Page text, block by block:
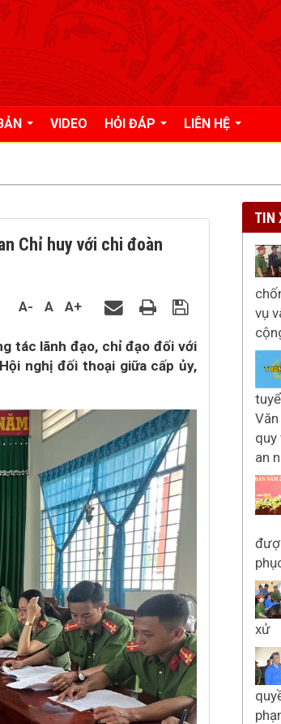
VIDEO HỎI ĐÁP LIÊN HỆ
Chỉ huy với chi đoàn
A- A A+
tác lãnh đạo, chỉ đạo đối với
nghị đối thoại giữa cấp ủy,
TIN
vụ
quy
an
xử